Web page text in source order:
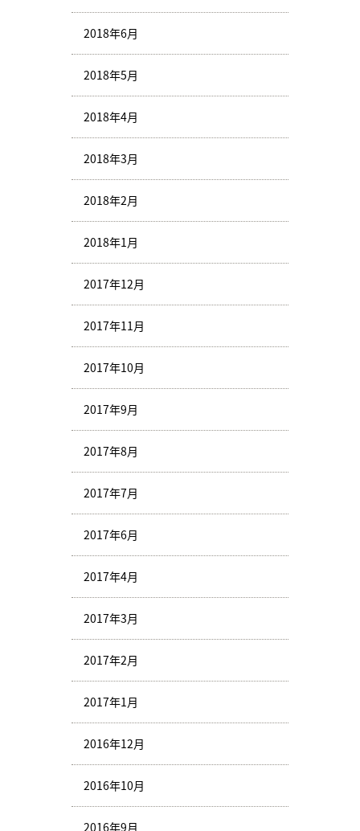
2018年6月
2018年5月
2018年4月
2018年3月
2018年2月
2018年1月
2017年12月
2017年11月
2017年10月
2017年9月
2017年8月
2017年7月
2017年6月
2017年4月
2017年3月
2017年2月
2017年1月
2016年12月
2016年10月
2016年9月